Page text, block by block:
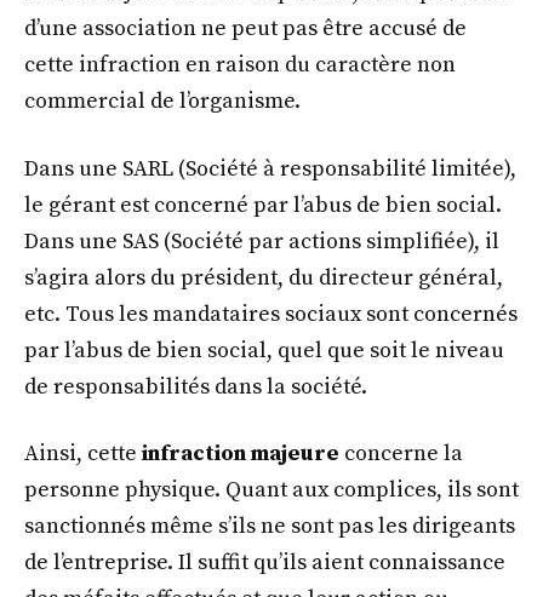
d’une association ne peut pas être accusé de
cette infraction en raison du caractère non
commercial de l’organisme.
Dans une SARL (Société à responsabilité limitée),
le gérant est concerné par l’abus de bien social.
Dans une SAS (Société par actions simplifiée), il
s’agira alors du président, du directeur général,
etc. Tous les mandataires sociaux sont concernés
par l’abus de bien social, quel que soit le niveau
de responsabilités dans la société.
Ainsi, cette infraction majeure concerne la
personne physique. Quant aux complices, ils sont
sanctionnés même s’ils ne sont pas les dirigeants
de l’entreprise. Il suffit qu’ils aient connaissance